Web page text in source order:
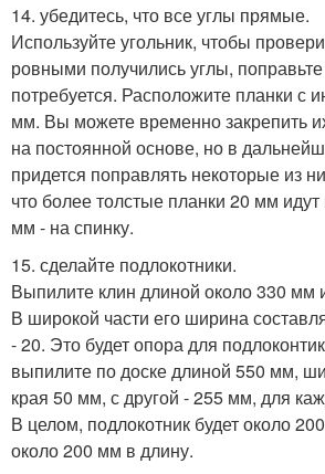
14. убедитесь, что все углы прямые.
Используйте угольник, чтобы
ровными получились углы,
потребуется. Расположите планки с
мм. Вы можете временно закрепить
на постоянной основе, но в
придется поправлять некоторые из
что более толстые планки 20 мм
мм - на спинку.
15. сделайте подлокотники.
Выпилите клин длиной около 330 мм
В широкой части его ширина
- 20. Это будет опора для
выпилите по доске длиной 550 мм,
края 50 мм, с другой - 255 мм, для
В целом, подлокотник будет около
около 200 мм в длину.